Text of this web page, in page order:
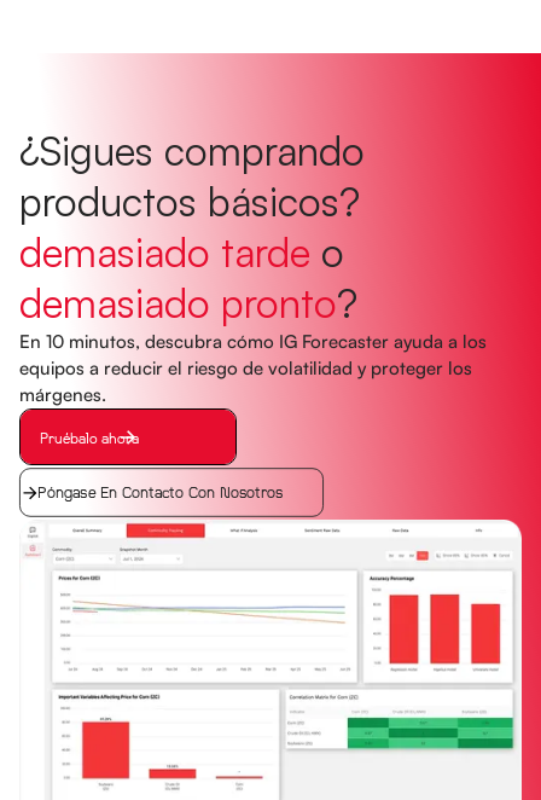
¿Sigues comprando
productos básicos?
demasiado tarde o
demasiado pronto?
En 10 minutos, descubra cómo IG Forecaster ayuda a los
equipos a reducir el riesgo de volatilidad y proteger los
márgenes.
Pruébalo ahora
Póngase En Contacto Con Nosotros